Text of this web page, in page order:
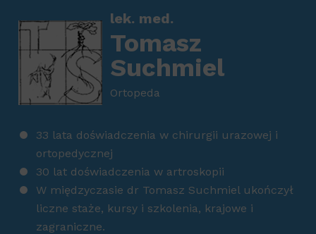
lek. med.
Tomasz
Suchmiel
Ortopeda
33 lata doświadczenia w chirurgii urazowej i
ortopedycznej
30 lat doświadczenia w artroskopii
W międzyczasie dr Tomasz Suchmiel ukończył
liczne staże, kursy i szkolenia, krajowe i
zagraniczne.